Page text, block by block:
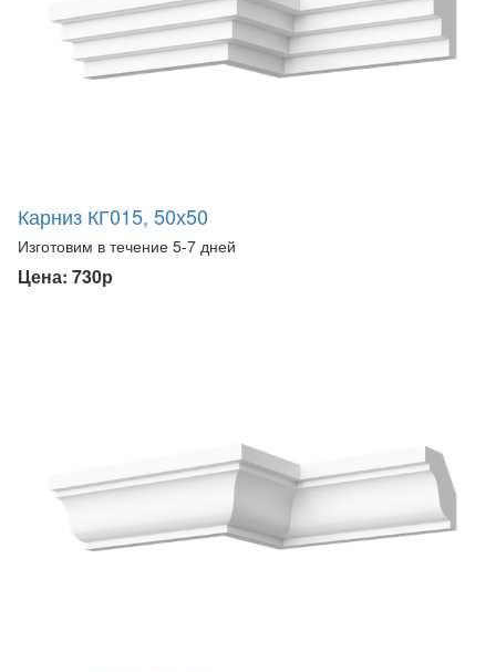
Карниз КГ015, 50х50
Изготовим в течение 5-7 дней
Цена: 730р